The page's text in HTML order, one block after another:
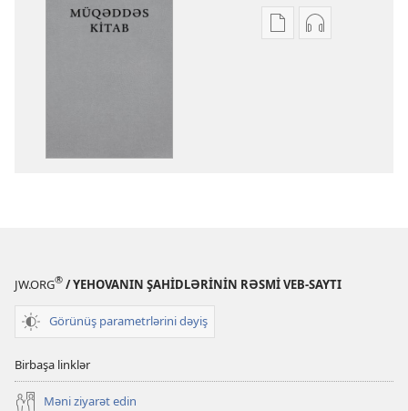
NəşrləriAudioyazıları
JW.ORG® / YEHOVANIN ŞAHİDLƏRİNİN RƏSMİ VEB-SAYTI
Görünüş parametrlərini dəyiş
Birbaşa linklər
Məni ziyarət edin